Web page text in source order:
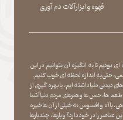
​​​​​​​قهوه و ابزارآلات دم آوری
بودیم تا به انگیزه آن بتوانیم در این
، حتی به اندازه لحظه ای خوب کنیم.
دیدنی دنیا داشته ایم، با بهره گیری از
طعم ها ، حس ها و هنرهای مردم دنیا آشنا
، با آه و افسوس به خیلی از آن ها خیره
را در خود دارد؟ و بارها ، چندبارها